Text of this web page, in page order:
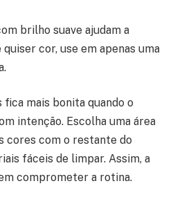
brilho suave ajudam a
cor, use em apenas uma
mais bonita quando o
intenção. Escolha uma área
cores com o restante do
fáceis de limpar. Assim, a
comprometer a rotina.